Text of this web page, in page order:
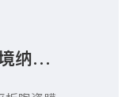
纳米